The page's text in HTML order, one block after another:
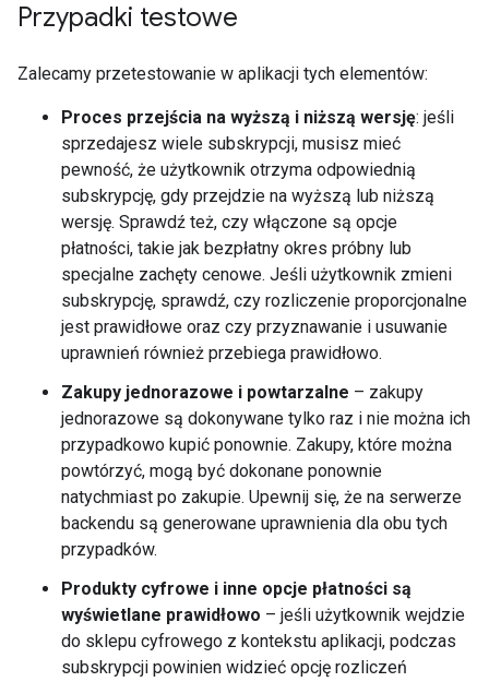
Przypadki testowe
Zalecamy przetestowanie w aplikacji tych elementów:
Proces przejścia na wyższą i niższą wersję: jeśli
sprzedajesz wiele subskrypcji, musisz mieć
pewność, że użytkownik otrzyma odpowiednią
subskrypcję, gdy przejdzie na wyższą lub niższą
wersję. Sprawdź też, czy włączone są opcje
płatności, takie jak bezpłatny okres próbny lub
specjalne zachęty cenowe. Jeśli użytkownik zmieni
subskrypcję, sprawdź, czy rozliczenie proporcjonalne
jest prawidłowe oraz czy przyznawanie i usuwanie
uprawnień również przebiega prawidłowo.
Zakupy jednorazowe i powtarzalne – zakupy
jednorazowe są dokonywane tylko raz i nie można ich
przypadkowo kupić ponownie. Zakupy, które można
powtórzyć, mogą być dokonane ponownie
natychmiast po zakupie. Upewnij się, że na serwerze
backendu są generowane uprawnienia dla obu tych
przypadków.
Produkty cyfrowe i inne opcje płatności są
wyświetlane prawidłowo – jeśli użytkownik wejdzie
do sklepu cyfrowego z kontekstu aplikacji, podczas
subskrypcji powinien widzieć opcję rozliczeń